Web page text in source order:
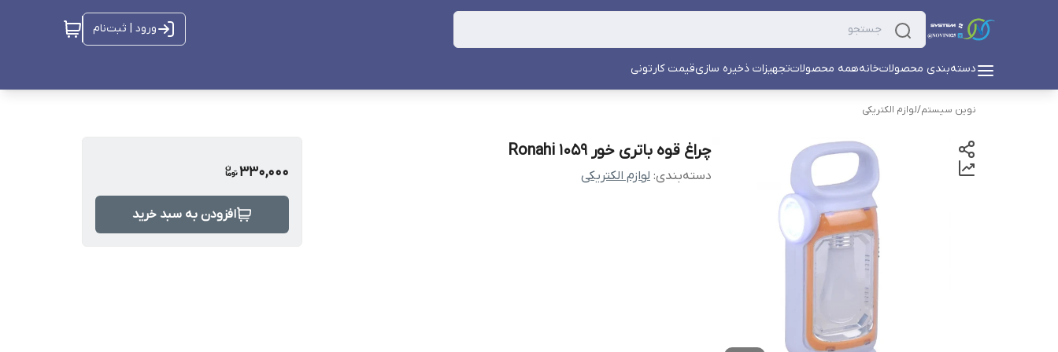
ورود | ثبت‌نام
دسته‌بندی محصولاتخانههمه محصولاتتجهیزات ذخیره سازیقیمت کارتونی
نوین سیستم/لوازم الکتریکی
چراغ قوه باتری خور Ronahi 1059
دسته‌بندی: لوازم الکتریکی 330,000
افزودن به سبد خرید